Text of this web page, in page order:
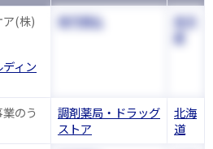
ア(株)
ィン
専門商社
東京
のう
調剤薬局・ドラッグ
ストア
北海
道